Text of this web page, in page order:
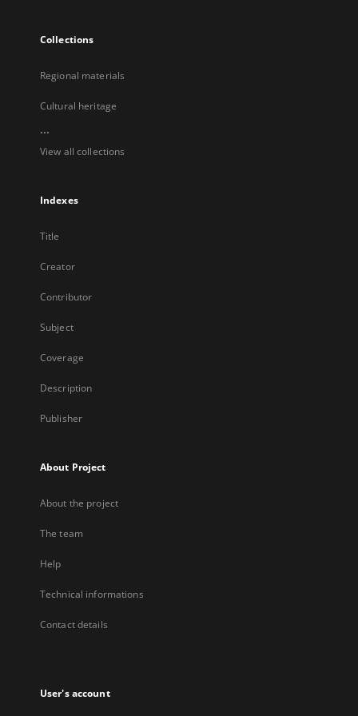
Collections
Regional materials
Cultural heritage
...
View all collections
Indexes
Title
Creator
Contributor
Subject
Coverage
Description
Publisher
About Project
About the project
The team
Help
Technical informations
Contact details
User's account